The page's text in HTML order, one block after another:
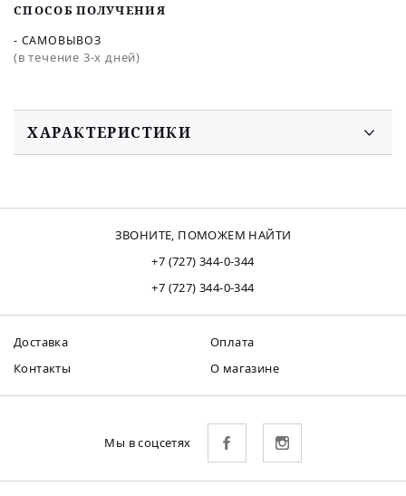
СПОСОБ ПОЛУЧЕНИЯ
- САМОВЫВОЗ
(в течение 3-х дней)
ХАРАКТЕРИСТИКИ
ЗВОНИТЕ, ПОМОЖЕМ НАЙТИ
+7 (727) 344-0-344
+7 (727) 344-0-344
Доставка
Оплата
Контакты
О магазине
Мы в соцсетях